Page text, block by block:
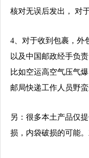
核对无误后发出，
对
4 、对于收到包裹，
以及中国邮政经手负
比如空运高空气压气
邮局快递工作人员野
另：很多本土产品仅
损，内袋破损的可能